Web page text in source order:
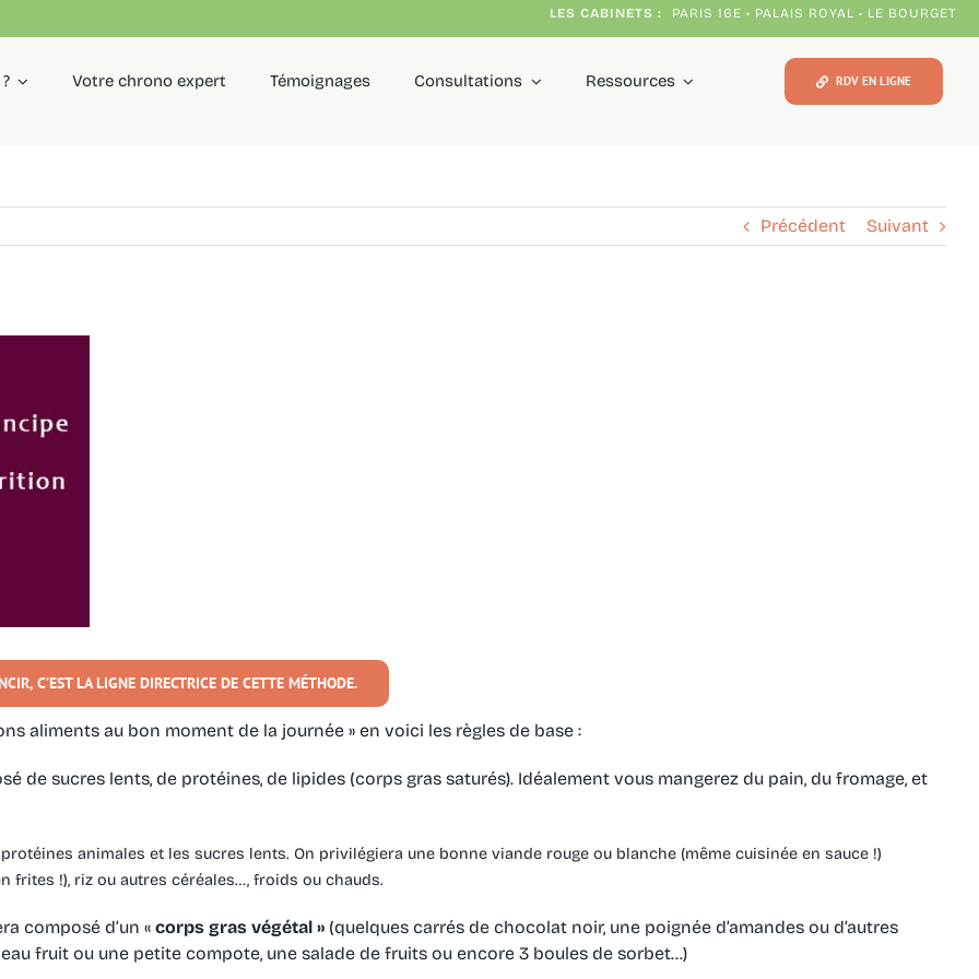
LES CABINETS : PARIS 16E • PALAIS ROYAL • LE BOURGET
Votre chrono expert Témoignages Consultations Ressources RDV EN LIGNE
Précédent Suivant
C’EST LA LIGNE DIRECTRICE DE CETTE MÉTHODE.
aliments au bon moment de la journée » en voici les règles de base :
de sucres lents, de protéines, de lipides (corps gras saturés). Idéalement vous mangerez du pain, du fromage, et
animales et les sucres lents. On privilégiera une bonne viande rouge ou blanche (même cuisinée en sauce !)
frites !), riz ou autres céréales…, froids ou chauds.
composé d’un « corps gras végétal » (quelques carrés de chocolat noir, une poignée d’amandes ou d’autres
fruit ou une petite compote, une salade de fruits ou encore 3 boules de sorbet…)